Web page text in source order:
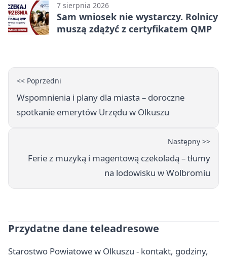
7 sierpnia 2026
Sam wniosek nie wystarczy. Rolnicy
muszą zdążyć z certyfikatem QMP
<< Poprzedni
Wspomnienia i plany dla miasta – doroczne
spotkanie emerytów Urzędu w Olkuszu
Następny >>
Ferie z muzyką i magentową czekoladą – tłumy
na lodowisku w Wolbromiu
Przydatne dane teleadresowe
Starostwo Powiatowe w Olkuszu - kontakt, godziny,